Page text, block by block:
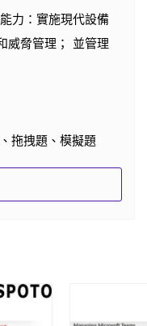
力：實施現代設備
脅管理； 並管理
拖拽題、模擬題
擁有 18 年以上 IT
整的考試材料以通